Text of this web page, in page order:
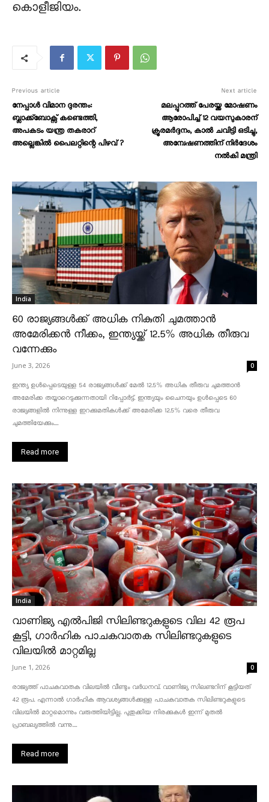
കൊളീജിയം.
Previous article
നേപ്പാൾ വിമാന ദുരന്തം:
ബ്ലാക്ക്ബോക്സ്‌ കണ്ടെത്തി,
അപകടം യന്ത്ര തകരാറ്
അല്ലെങ്കിൽ പൈലറ്റിന്റെ പിഴവ് ?
Next article
മലപ്പുറത്ത്‌ പേരയ്ക്ക മോഷണം
ആരോപിച്ച് 12 വയസുകാരന്
ക്രൂരമർദ്ദനം, കാൽ ചവിട്ടി ഒടിച്ചു,
അന്വേഷണത്തിന് നിര്‍ദേശം
നൽകി മന്ത്രി
India
60 രാജ്യങ്ങൾക്ക് അധിക നികുതി ചുമത്താൻ
അമേരിക്കൻ നീക്കം, ഇന്ത്യയ്ക്ക് 12.5% അധിക തീരുവ
വന്നേക്കും
June 3, 2026 0
ഇന്ത്യ ഉൾപ്പെടെയുള്ള 54 രാജ്യങ്ങൾക്ക് മേൽ 12.5% അധിക തീരുവ ചുമത്താൻ
അമേരിക്ക തയ്യാറെടുക്കുന്നതായി റിപ്പോർട്ട്. ഇന്ത്യയും ചൈനയും ഉൾപ്പെടെ 60
രാജ്യങ്ങളിൽ നിന്നുള്ള ഇറക്കുമതികൾക്ക് അമേരിക്ക 12.5% ​​വരെ തീരുവ
ചുമത്തിയേക്കും....
Read more
India
വാണിജ്യ എൽപിജി സിലിണ്ടറുകളുടെ വില 42 രൂപ
കൂട്ടി, ഗാർഹിക പാചകവാതക സിലിണ്ടറുകളുടെ
വിലയിൽ മാറ്റമില്ല
June 1, 2026 0
രാജ്യത്ത് പാചകവാതക വിലയിൽ വീണ്ടും വർധനവ്. വാണിജ്യ സിലണ്ടറിന് കൂട്ടിയത്
42 രൂപ. എന്നാൽ ഗാർഹിക ആവശ്യങ്ങൾക്കുള്ള പാചകവാതക സിലിണ്ടറുകളുടെ
വിലയിൽ മാറ്റമൊന്നും വരുത്തിയിട്ടില്ല. പുതുക്കിയ നിരക്കുകൾ ഇന്ന് മുതൽ
പ്രാബല്യത്തിൽ വന്നു....
Read more